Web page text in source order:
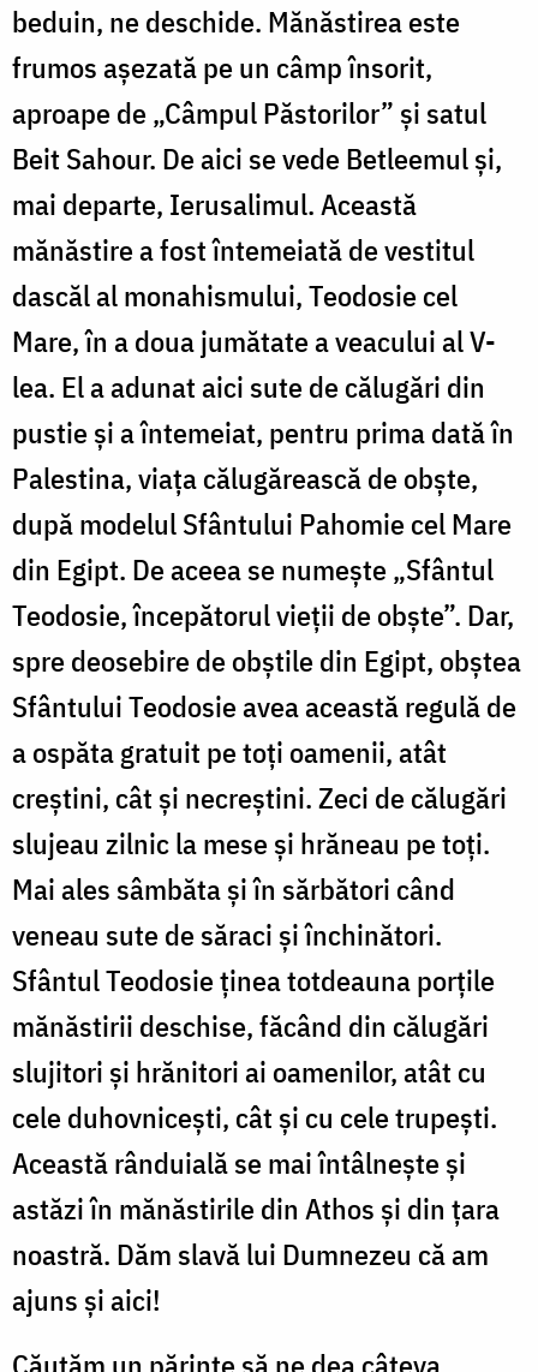
beduin, ne deschide. Mănăstirea este
frumos așezată pe un câmp însorit,
aproape de „Câmpul Păstorilor” și satul
Beit Sahour. De aici se vede Betleemul și,
mai departe, Ierusalimul. Această
mănăstire a fost întemeiată de vestitul
dascăl al monahismului, Teodosie cel
Mare, în a doua jumătate a veacului al V-
lea. El a adunat aici sute de călugări din
pustie și a întemeiat, pentru prima dată în
Palestina, viața călugărească de obște,
după modelul Sfântului Pahomie cel Mare
din Egipt. De aceea se numește „Sfântul
Teodosie, începătorul vieții de obște”. Dar,
spre deosebire de obștile din Egipt, obștea
Sfântului Teodosie avea această regulă de
a ospăta gratuit pe toți oamenii, atât
creștini, cât și necreștini. Zeci de călugări
slujeau zilnic la mese și hrăneau pe toți.
Mai ales sâmbăta și în sărbători când
veneau sute de săraci și închinători.
Sfântul Teodosie ținea totdeauna porțile
mănăstirii deschise, făcând din călugări
slujitori și hrănitori ai oamenilor, atât cu
cele duhovnicești, cât și cu cele trupești.
Această rânduială se mai întâlnește și
astăzi în mănăstirile din Athos și din țara
noastră. Dăm slavă lui Dumnezeu că am
ajuns și aici!